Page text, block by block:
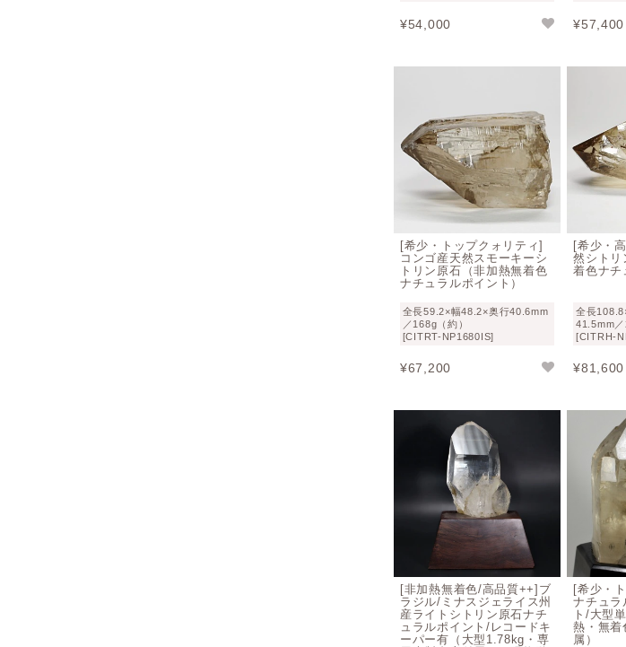
があるとも云われています。
また、持ち主を明るく照らすシ
愛」の意味合いも込めらえていま
シトリンの浄化方法
クリスタル、月光浴、セージに
ださい）
シトリン鉱物概要
和名 黄水晶（
モース硬度
成分
比重 2.66
結晶系 六方晶系
¥54,000 ¥57,400
[希少・トップクォリティ]
コンゴ産天然スモーキーシ
トリン原石（非加熱無着色
ナチュラルポイント）
全長59.2×幅48.2×奥行40.6mm
／168g（約）
[CITRT-NP1680IS]
¥67,200
[希少・
然シトリ
着色ナチ
全長
41.5mm／
[CITRH-
¥81,600
[非加熱無着色/高品質++]ブ
ラジル/ミナスジェライス州
産ライトシトリン原石ナチ
ュラルポイント/レコードキ
ーパー有（大型1.78kg・専
[希少・
ナチュラ
ト/大型
熱・無着
属）